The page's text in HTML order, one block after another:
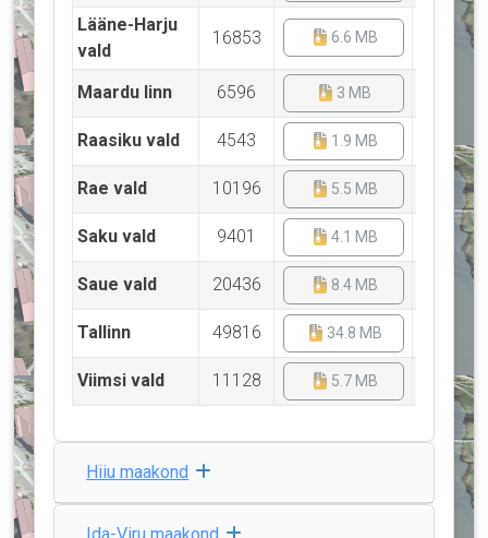
Lääne-Harju
vald
16853 6.6 MB
Maardu linn 6596 3 MB
Raasiku vald 4543 1.9 MB
Rae vald 10196 5.5 MB
Saku vald 9401 4.1 MB
Saue vald 20436 8.4 MB
Tallinn 49816 34.8 MB
Viimsi vald 11128 5.7 MB 5
Hiiu maakond
Ida-Viru maakond